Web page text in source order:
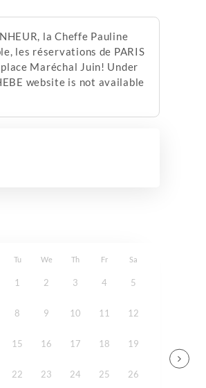
la Cheffe Pauline
les réservations de PARIS
Maréchal Juin! Under
website is not available
Tu We Th Fr Sa
1 2 3 4 5
8 9 10 11 12
15 16 17 18 19
22 23 24 25 26